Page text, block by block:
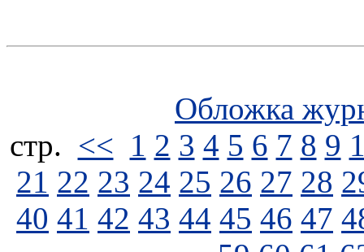
Обложка
стp. << 1 2 3 4 5 6 7 8 9
21 22 23 24 25 26 27 28
40 41 42 43 44 45 46 47